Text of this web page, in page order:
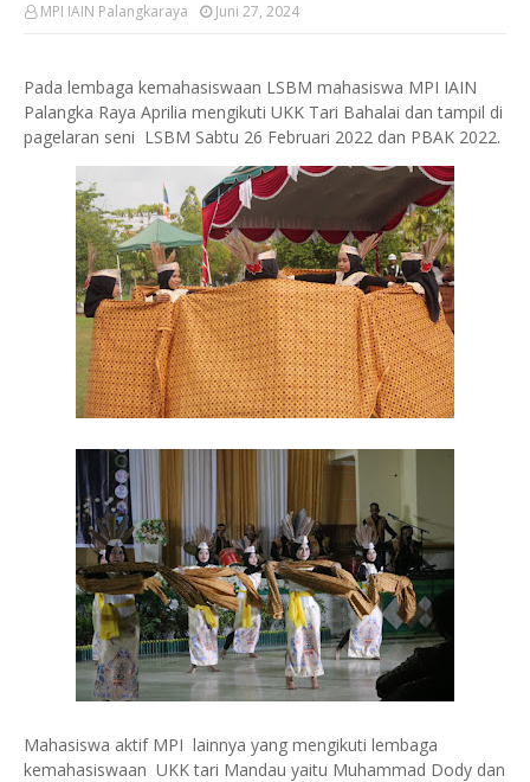
MPI IAIN Palangkaraya Juni 27, 2024
Pada lembaga kemahasiswaan LSBM mahasiswa MPI IAIN
Palangka Raya Aprilia mengikuti UKK Tari Bahalai dan tampil di
pagelaran seni LSBM Sabtu 26 Februari 2022 dan PBAK 2022.
Mahasiswa aktif MPI lainnya yang mengikuti lembaga
kemahasiswaan UKK tari Mandau yaitu Muhammad Dody dan